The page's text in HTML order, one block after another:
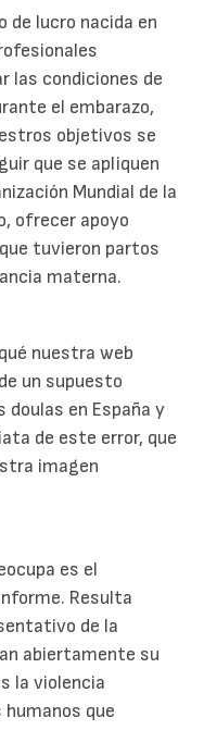
de lucro nacida en
las condiciones de
el embarazo,
objetivos se
que se apliquen
Mundial de la
ofrecer apoyo
tuvieron partos
materna.
nuestra web
un supuesto
en España y
de este error, que
imagen
es el
Resulta
de la
abiertamente su
la violencia
que